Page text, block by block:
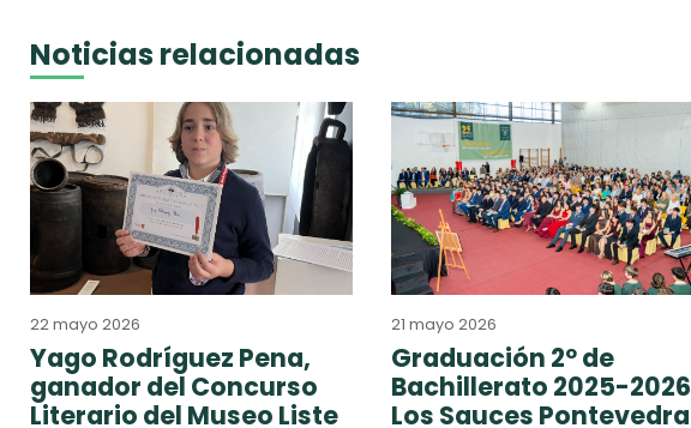
Noticias relacionadas
22 mayo 2026
Yago Rodríguez Pena,
ganador del Concurso
Literario del Museo Liste
21 mayo 2026
Graduación 2º de
Bachillerato 2025-2026
Los Sauces Pontevedra